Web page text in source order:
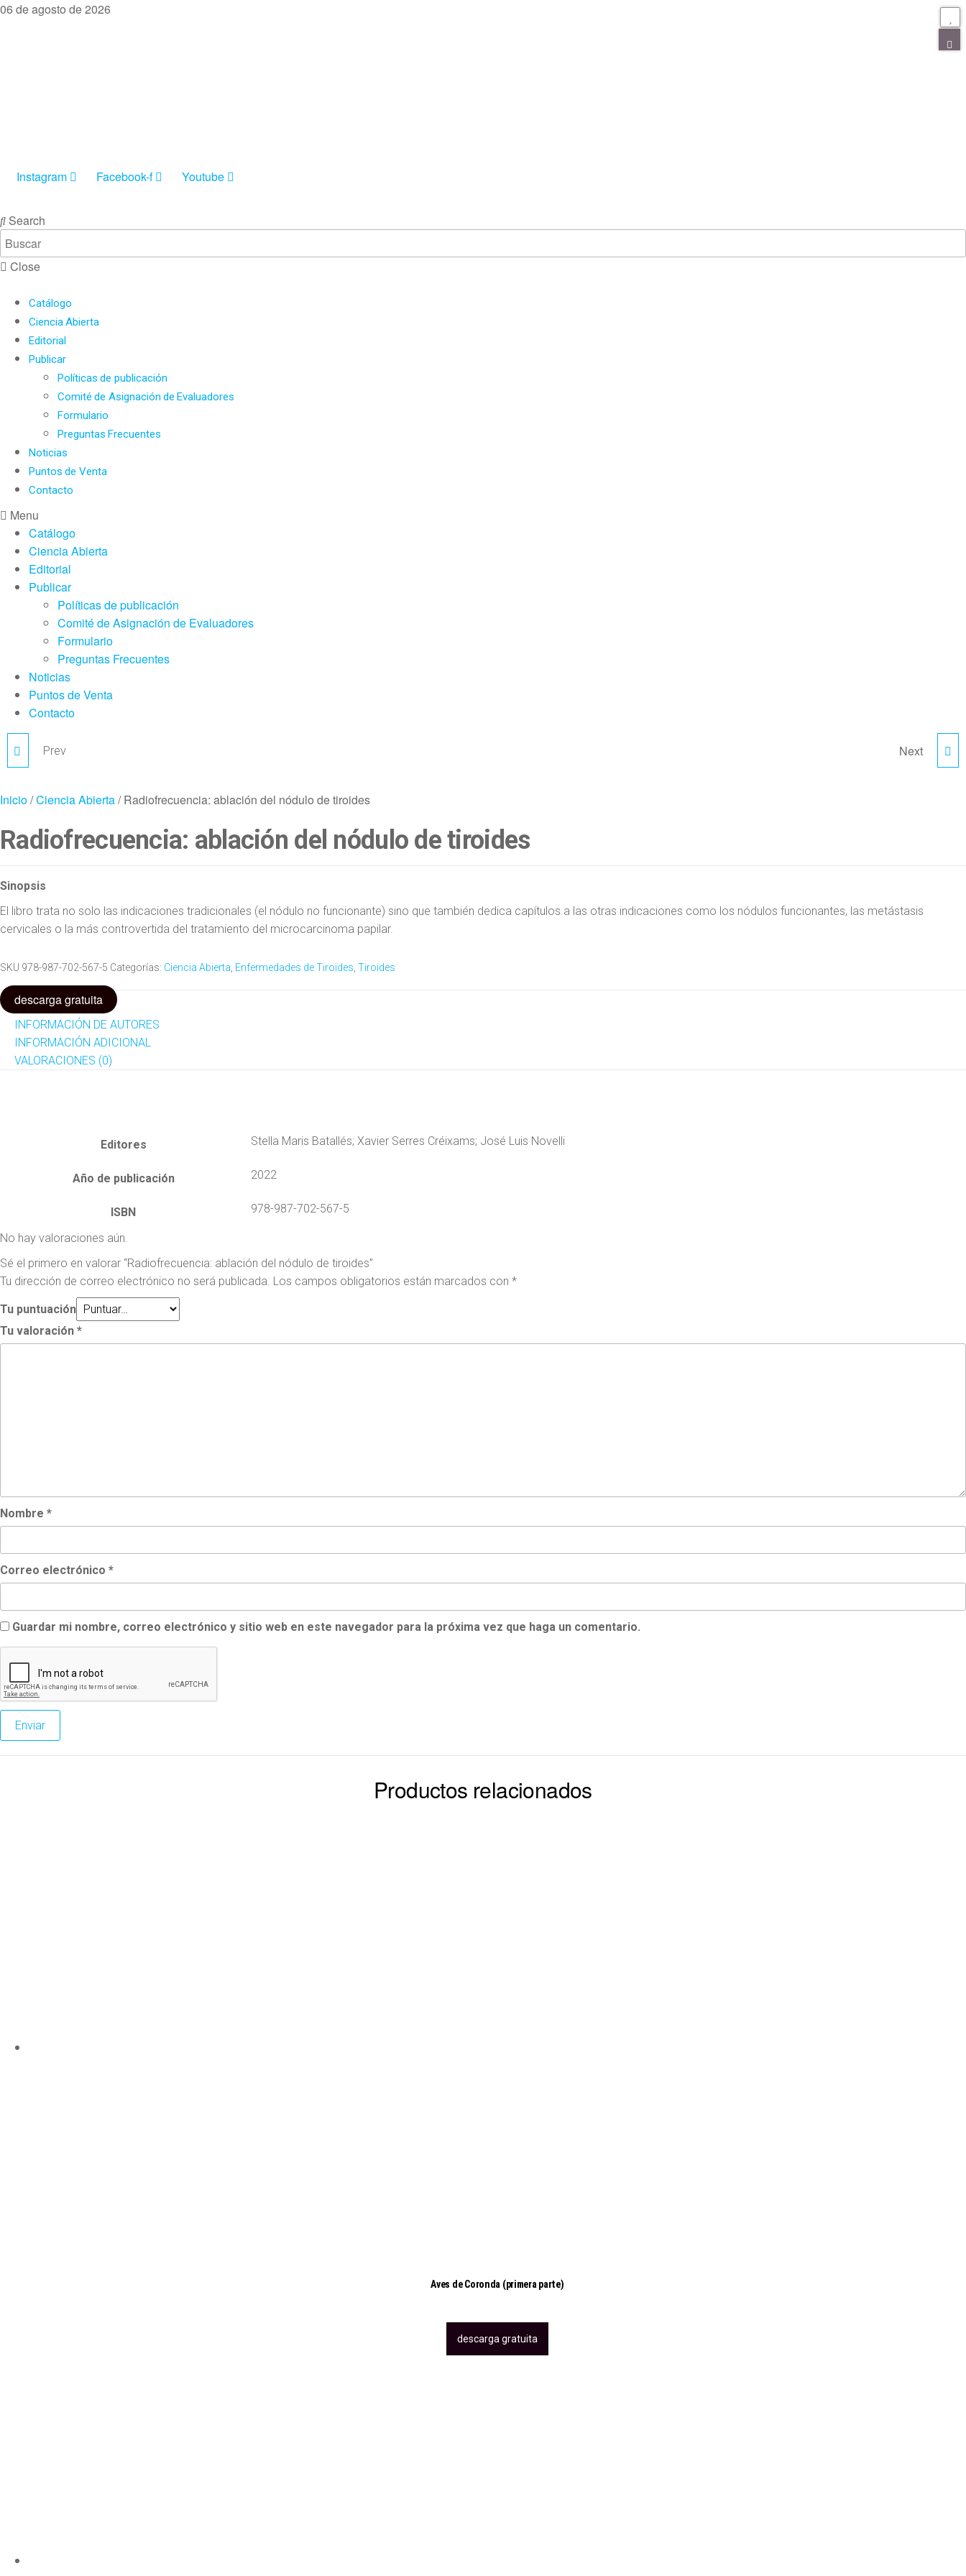
06 de agosto de 2026
Instagram Facebook-f Youtube
Search
Close
Catálogo
Ciencia Abierta
Editorial
Publicar
Políticas de publicación
Comité de Asignación de Evaluadores
Formulario
Preguntas Frecuentes
Noticias
Puntos de Venta
Contacto
Menu
Catálogo
Ciencia Abierta
Editorial
Publicar
Políticas de publicación
Comité de Asignación de Evaluadores
Formulario
Preguntas Frecuentes
Noticias
Puntos de Venta
Contacto
DUEÑO DEL MUNDO
Prev NÓDULO DE TIROIDES:
Next
Inicio/Ciencia Abierta/ Radiofrecuencia: ablación del nódulo de tiroides
Radiofrecuencia: ablación del nódulo de tiroides
Sinopsis
El libro trata no solo las indicaciones tradicionales (el nódulo no funcionante) sino que también dedica capítulos a las otras indicaciones como los nódulos funcionantes, las metástasis
cervicales o la más controvertida del tratamiento del microcarcinoma papilar.
SKU 978-987-702-567-5 Categorías: Ciencia Abierta Enfermedades de Tiroides Tiroides
descarga gratuita
INFORMACIÓN DE AUTORES
INFORMACIÓN ADICIONAL
VALORACIONES (0)
Editores Stella Maris Batallés; Xavier Serres Créixams; José Luis Novelli
Año de publicación 2022
ISBN 978-987-702-567-5
No hay valoraciones aún.
Sé el primero en valorar “Radiofrecuencia: ablación del nódulo de tiroides”
Tu dirección de correo electrónico no será publicada. Los campos obligatorios están marcados con *
Tu puntuación
Tu valoración *
Nombre *
Correo electrónico *
Guardar mi nombre, correo electrónico y sitio web en este navegador para la próxima vez que haga un comentario.
Productos relacionados
Aves de Coronda (primera parte)
descarga gratuita